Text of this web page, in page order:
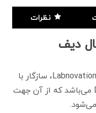
نظرات
دیف
محلول لایز پارشال دیف ساخت برند Labnovation، سازگار با
دستگاه شمارشگر سلول مدل DH-36 می‌باشد که از آن جهت